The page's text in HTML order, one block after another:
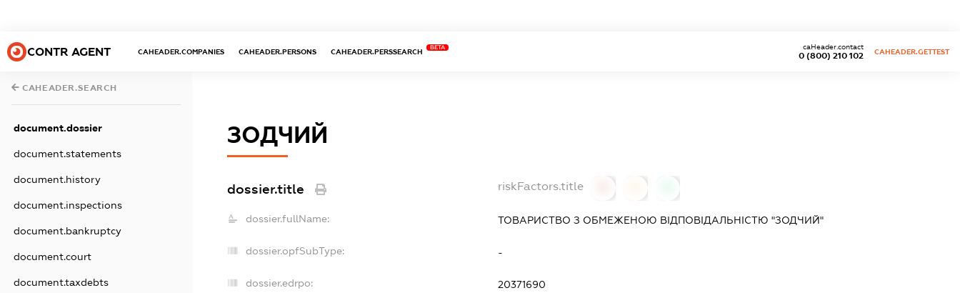
CONTR AGENT CAHEADER.COMPANIES CAHEADER.PERSONS CAHEADER.PERSSEARCH
BETA
0 (800) 210 102
caHeader.contact
CAHEADER.GETTEST
CAHEADER.SEARCH
document.dossier
document.statements
document.history
document.inspections
document.bankruptcy
document.court
document.taxdebts
ЗОДЧИЙ
dossier.title riskFactors.title
dossier.fullName: ТОВАРИСТВО З ОБМЕЖЕНОЮ ВІДПОВІДАЛЬНІСТЮ "ЗОДЧИЙ"
dossier.opfSubType: -
dossier.edrpo: 20371690